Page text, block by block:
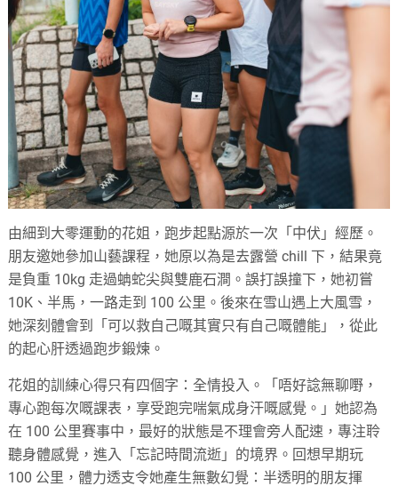
由細到大零運動的花姐，跑步起點源於一次「中伏」經歷。
朋友邀她參加山藝課程，她原以為是去露營 chill 下，結果竟
是負重 10kg 走過蚺蛇尖與雙鹿石澗。誤打誤撞下，她初嘗
10K、半馬，一路走到 100 公里。後來在雪山遇上大風雪，
她深刻體會到「可以救自己嘅其實只有自己嘅體能」，從此
的起心肝透過跑步鍛煉。
花姐的訓練心得只有四個字：全情投入。「唔好諗無聊嘢，
專心跑每次嘅課表，享受跑完喘氣成身汗嘅感覺。」她認為
在 100 公里賽事中，最好的狀態是不理會旁人配速，專注聆
聽身體感覺，進入「忘記時間流逝」的境界。回想早期玩
100 公里，體力透支令她產生無數幻覺：半透明的朋友揮